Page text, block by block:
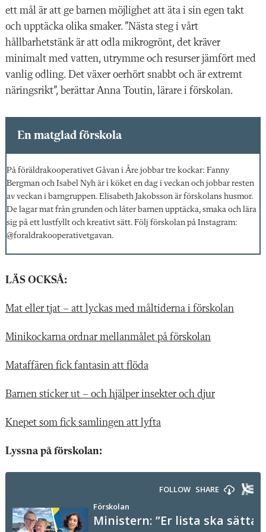
ett mål är att ge barnen möjlighet att äta i sin egen takt
och upptäcka olika smaker. ”Nästa steg i vårt
hållbarhetstänk är att odla mikrogrönt, det kräver
minimalt med vatten, utrymme och resurser jämfört med
vanlig odling. Det växer oerhört snabbt och är extremt
näringsrikt”, berättar Anna Toutin, lärare i förskolan.
En matglad förskola
På föräldrakooperativet Gåvan i Åre jobbar tre kockar: Fanny
Bergman och Isabel Nyh är i köket en dag i veckan och jobbar resten
av veckan i barngruppen. Elisabeth Jakobsson är förskolans husmor.
De lagar mat från grunden och låter barnen upptäcka, smaka och lära
sig på ett lustfyllt och kreativt sätt. Följ förskolan på Instagram:
@foraldrakooperativetgavan.
LÄS OCKSÅ:
Mat eller tjat – att lyckas med måltiderna i förskolan
Minikockarna ordnar mellanmålet på förskolan
Mataffären fick fantasin att flöda
Barnen sticker ut – och hjälper insekter och djur
Knepet som fick samlingen att lyfta
Lyssna på förskolan: